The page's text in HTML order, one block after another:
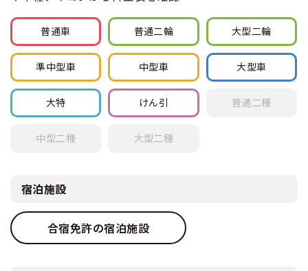
普通車 普通二輪 大型二輪
準中型車 中型車 大型車
大特 けん引 普通二種
中型二種 大型二種
宿泊施設
合宿免許の宿泊施設